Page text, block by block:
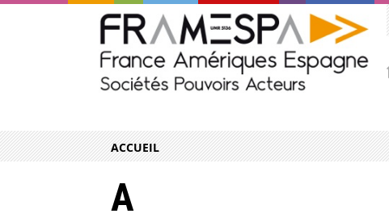
ACCUEIL
A